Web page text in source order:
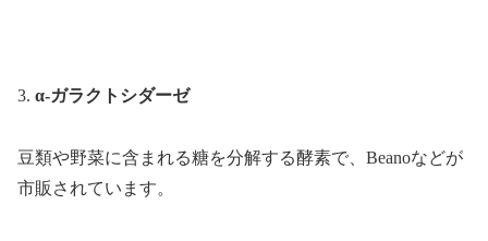
3. α-ガラクトシダーゼ
豆類や野菜に含まれる糖を分解する酵素で、Beanoなどが
市販されています。